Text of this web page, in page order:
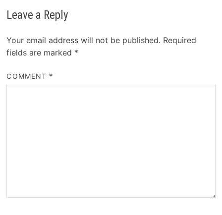
Leave a Reply
Your email address will not be published. Required
fields are marked *
COMMENT *